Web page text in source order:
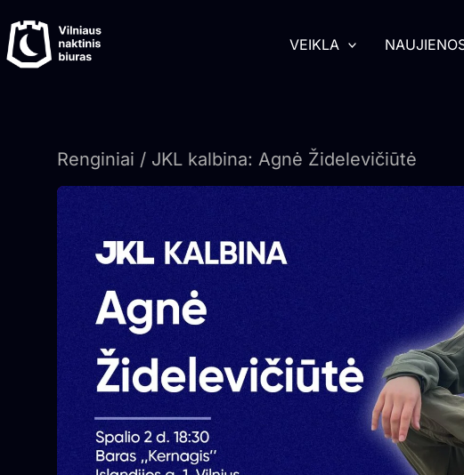
prie
turinio
VEIKLA
Renginiai / JKL kalbina: Agnė Židelevičiūtė